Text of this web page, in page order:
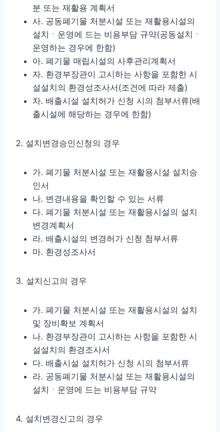
분 또는 재활용 계획서
사. 공동폐기물 처분시설 또는 재활용시설의
설치ㆍ운영에 드는 비용부담 규약(공동설치ㆍ
운영하는 경우에 한함)
아. 폐기물 매립시설의 사후관리계획서
자. 환경부장관이 고시하는 사항을 포함한 시
설설치의 환경성조사서(조건에 따라 제출)
차. 배출시설 설치허가 신청 시의 첨부서류(배
출시설에 해당하는 경우에 한함)
2. 설치변경승인신청의 경우
가. 폐기물 처분시설 또는 재활용시설 설치승
인서
나. 변경내용을 확인할 수 있는 서류
다. 폐기물 처분시설 또는 재활용시설의 설치
변경계획서
라. 배출시설의 변경허가 신청 첨부서류
마. 환경성조사서
3. 설치신고의 경우
가. 폐기물 처분시설 또는 재활용시설의 설치
및 장비확보 계획서
나. 환경부장관이 고시하는 사항을 포함한 시
설설치의 환경조사서
다. 배출시설 설치허가 신청 시의 첨부서류
라. 공동폐기물 처분시설 또는 재활용시설의
설치ㆍ운영에 드는 비용부담 규약
4. 설치변경신고의 경우